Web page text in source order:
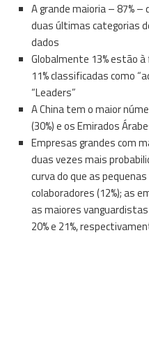
A grande maioria – 87%
duas últimas categorias
dados
Globalmente 13% estão
11% classificadas como
“Leaders”
A China tem o maior
(30%) e os Emirados
Empresas grandes com
duas vezes mais
curva do que as
colaboradores (12%); as
as maiores
20% e 21%,